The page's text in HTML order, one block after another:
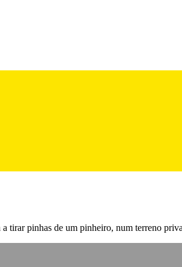
pinhas de um pinheiro, num terreno